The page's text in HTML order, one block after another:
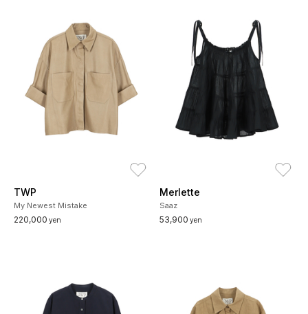
TWP
My Newest Mistake
220,000 yen
Merlette
Saaz
53,900 yen